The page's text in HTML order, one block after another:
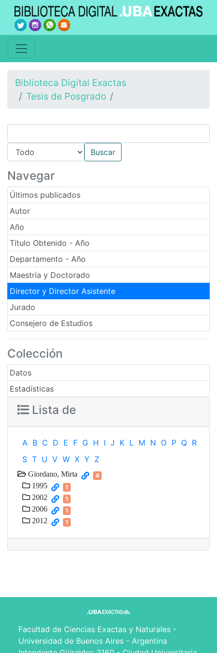
Biblioteca Digital Exactas
Tesis de Posgrado
Navegar
Últimos publicados
Autor
Año
Título Obtenido - Año
Departamento - Año
Maestría y Doctorado
Director y Director Asistente
Jurado
Consejero de Estudios
Colección
Datos
Estadísticas
Lista de
A B C D E F G H I J K L M N O P Q R
S T U V W X Y Z
Giordano, Mirta 4
1995 1
2002 1
2006 1
2012 1
Facultad de Ciencias Exactas y Naturales -
Universidad de Buenos Aires - Argentina